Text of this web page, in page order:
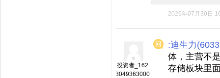
2026年07月30日
投资者_162
3049363000
:迪生力
体，主营不
存储板块里